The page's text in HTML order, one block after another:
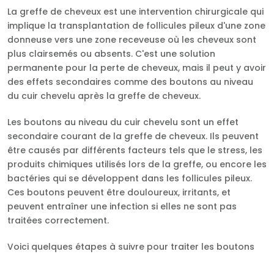
La greffe de cheveux est une intervention chirurgicale qui
implique la transplantation de follicules pileux d'une zone
donneuse vers une zone receveuse où les cheveux sont
plus clairsemés ou absents. C'est une solution
permanente pour la perte de cheveux, mais il peut y avoir
des effets secondaires comme des boutons au niveau
du cuir chevelu après la greffe de cheveux.
Les boutons au niveau du cuir chevelu sont un effet
secondaire courant de la greffe de cheveux. Ils peuvent
être causés par différents facteurs tels que le stress, les
produits chimiques utilisés lors de la greffe, ou encore les
bactéries qui se développent dans les follicules pileux.
Ces boutons peuvent être douloureux, irritants, et
peuvent entraîner une infection si elles ne sont pas
traitées correctement.
Voici quelques étapes à suivre pour traiter les boutons